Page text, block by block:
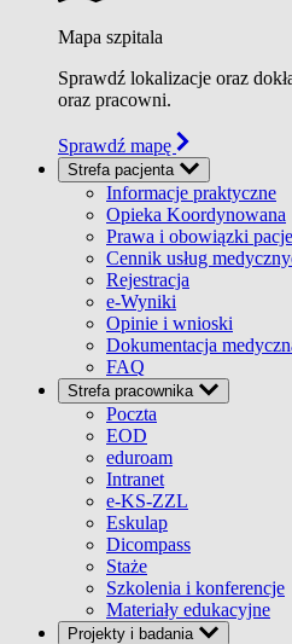
Mapa szpitala
Sprawdź lokalizacje oraz
oraz pracowni.
Sprawdź mapę
Strefa pacjenta
Informacje praktyczne
Opieka Koordynowana
Prawa i obowiązki
Cennik usług
Rejestracja
e-Wyniki
Opinie i wnioski
Dokumentacja
FAQ
Strefa pracownika
Poczta
EOD
eduroam
Intranet
e-KS-ZZL
Eskulap
Dicompass
Staże
Szkolenia i konferencje
Materiały edukacyjne
Projekty i badania